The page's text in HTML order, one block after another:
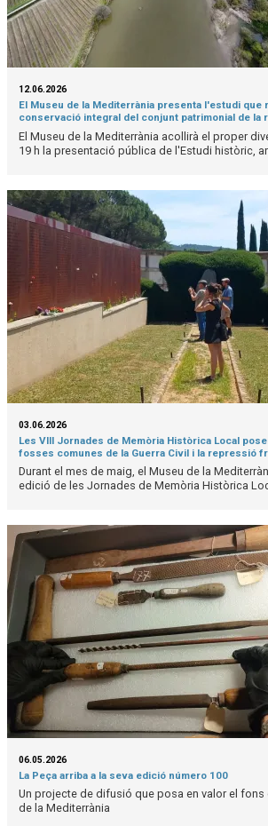
12.06.2026
El Museu de la Mediterrània presenta l'estudi que
conservació integral del conjunt patrimonial de la
El Museu de la Mediterrània acollirà el proper
19 h la presentació pública de l'Estudi històric,
03.06.2026
Les VIII Jornades de Memòria Històrica Local
fosses comunes de la Guerra Civil i la repressió
Durant el mes de maig, el Museu de la
edició de les Jornades de Memòria Històrica
06.05.2026
La Peça arriba a la seva edició número 100
Un projecte de difusió que posa en valor el fons
de la Mediterrània